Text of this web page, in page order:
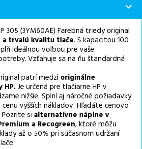
305 (3YM60AE) Farebná triedy original
a trvalú kvalitu tlače. S kapacitou 100
ideálnou voľbou pre vaše
Vzťahuje sa na ňu štandardná
patrí medzi originálne
HP.Je určená pre tlačiarne HP v
nižšie. Splní aj náročné požiadavky
vyšších nákladov. Hľadáte cenovo
si alternatívne náplne v
a Recogreen, ktoré môžu
až o 50% pri súčasnom udržaní